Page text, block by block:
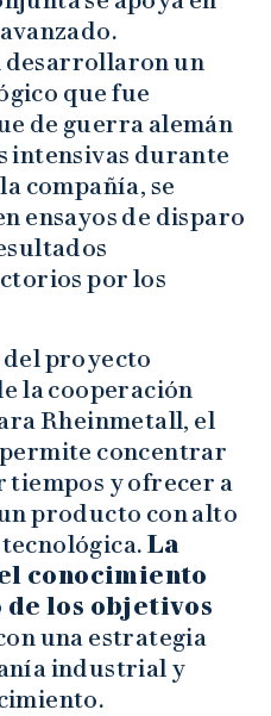
desarrollaron un
que fue
de guerra alemán
intensivas durante
compañía, se
ensayos de disparo
por los
del proyecto
la cooperación
Rheinmetall, el
concentrar
tiempos y ofrecer a
producto con alto
La
conocimiento
de los objetivos
una estrategia
industrial y